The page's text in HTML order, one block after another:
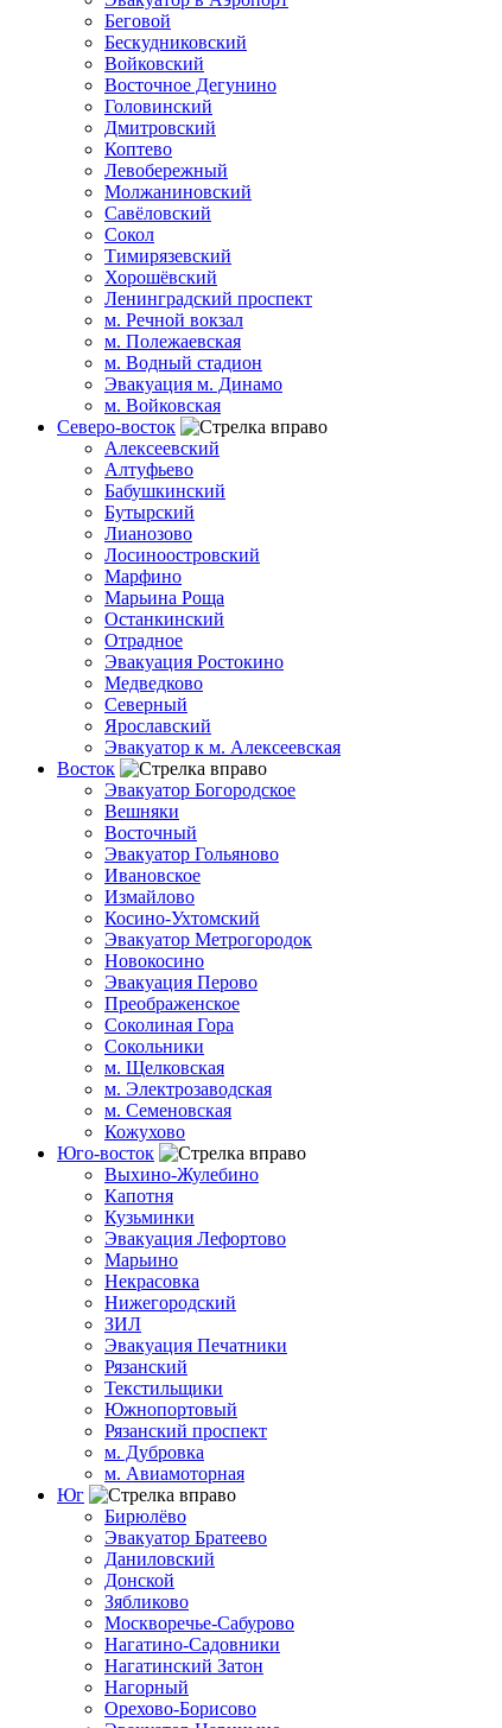
Беговой
Бескудниковский
Войковский
Восточное Дегунино
Головинский
Дмитровский
Коптево
Левобережный
Молжаниновский
Савёловский
Сокол
Тимирязевский
Хорошёвский
Ленинградский проспект
м. Речной вокзал
м. Полежаевская
м. Водный стадион
Эвакуация м. Динамо
м. Войковская
Северо-восток
Алексеевский
Алтуфьево
Бабушкинский
Бутырский
Лианозово
Лосиноостровский
Марфино
Марьина Роща
Останкинский
Отрадное
Эвакуация Ростокино
Медведково
Северный
Ярославский
Эвакуатор к м. Алексеевская
Восток
Эвакуатор Богородское
Вешняки
Восточный
Эвакуатор Гольяново
Ивановское
Измайлово
Косино-Ухтомский
Эвакуатор Метрогородок
Новокосино
Эвакуация Перово
Преображенское
Соколиная Гора
Сокольники
м. Щелковская
м. Электрозаводская
м. Семеновская
Кожухово
Юго-восток
Выхино-Жулебино
Капотня
Кузьминки
Эвакуация Лефортово
Марьино
Некрасовка
Нижегородский
ЗИЛ
Эвакуация Печатники
Рязанский
Текстильщики
Южнопортовый
Рязанский проспект
м. Дубровка
м. Авиамоторная
Юг
Бирюлёво
Эвакуатор Братеево
Даниловский
Донской
Зябликово
Москворечье-Сабурово
Нагатино-Садовники
Нагатинский Затон
Нагорный
Орехово-Борисово